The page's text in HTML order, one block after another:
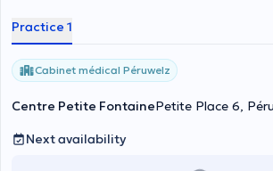
Practice 1
Cabinet médical Péruwelz
Centre Petite FontainePetite Place 6,
Next availability